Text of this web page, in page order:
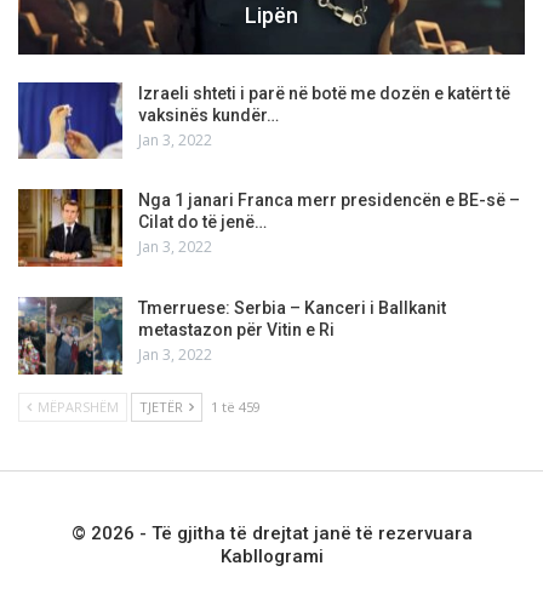
Lipën
Izraeli shteti i parë në botë me dozën e katërt të
vaksinës kundër…
Jan 3, 2022
Nga 1 janari Franca merr presidencën e BE-së –
Cilat do të jenë…
Jan 3, 2022
Tmerruese: Serbia – Kanceri i Ballkanit
metastazon për Vitin e Ri
Jan 3, 2022
MËPARSHËM TJETËR 1 të 459
© 2026 - Të gjitha të drejtat janë të rezervuara
Kabllogrami